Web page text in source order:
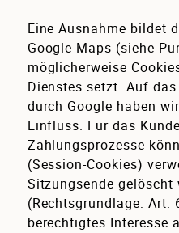
Eine Ausnahme bildet
Google Maps (siehe
möglicherweise
Dienstes setzt. Auf
durch Google haben
Einfluss. Für das
Zahlungsprozesse
(Session-Cookies)
Sitzungsende gelöscht
(Rechtsgrundlage: Art.
berechtigtes Interesse